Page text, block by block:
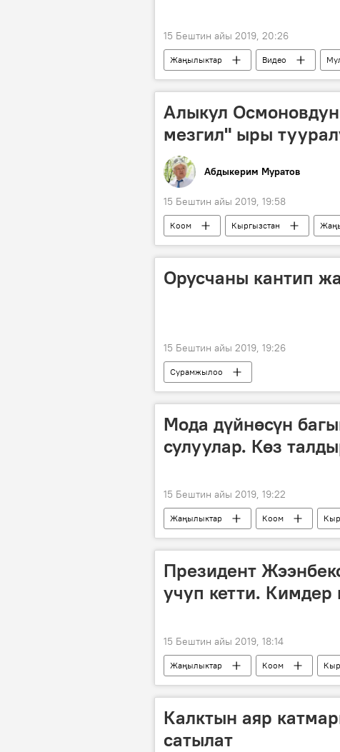
15 Бештин айы 2019, 20:26
Жаңылыктар Видео
Кытай
автоунаа
Алыкул
мезгил" ыры
Абдыкерим Муратов
15 Бештин айы 2019, 19:58
Коом Кыргызстан
Алыкул Осмонов
поэзия
Орусчаны кантип
15 Бештин айы 2019, 19:26
Сурамжылоо
Мода дүйнөсүн
сулуулар. Көз
15 Бештин айы 2019, 19:22
Жаңылыктар Коом
мода
Президент
учуп кетти. Кимдер
15 Бештин айы 2019, 18:14
Жаңылыктар Коом
Сооронбай Жээнбеков
сапар
Калктын аяр
сатылат